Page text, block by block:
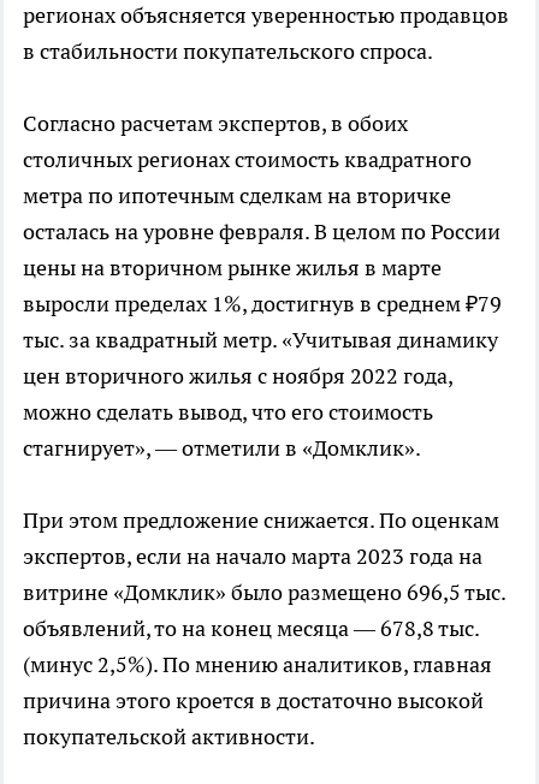
регионах объясняется уверенностью продавцов
в стабильности покупательского спроса.
Согласно расчетам экспертов, в обоих
столичных регионах стоимость квадратного
метра по ипотечным сделкам на вторичке
осталась на уровне февраля. В целом по России
цены на вторичном рынке жилья в марте
выросли пределах 1%, достигнув в среднем ₽79
тыс. за квадратный метр. «Учитывая динамику
цен вторичного жилья с ноября 2022 года,
можно сделать вывод, что его стоимость
стагнирует», — отметили в «Домклик».
При этом предложение снижается. По оценкам
экспертов, если на начало марта 2023 года на
витрине «Домклик» было размещено 696,5 тыс.
объявлений, то на конец месяца — 678,8 тыс.
(минус 2,5%). По мнению аналитиков, главная
причина этого кроется в достаточно высокой
покупательской активности.